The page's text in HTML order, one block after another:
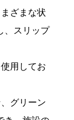
ざまな状
、スリップ
用してお
グリーン